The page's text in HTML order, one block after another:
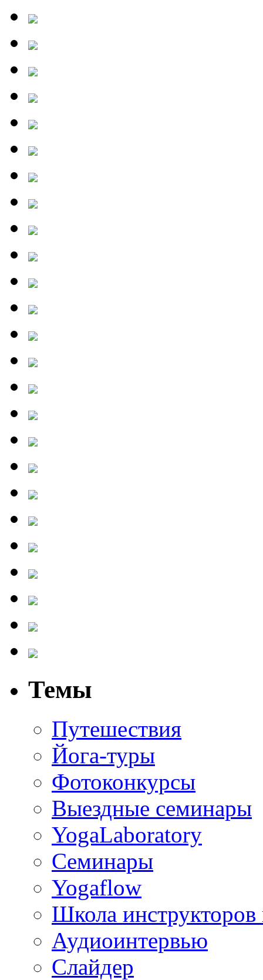
Темы
Путешествия
Йога-туры
Фотоконкурсы
Выездные семинары
YogaLaboratory
Семинары
Yogaflow
Школа инструкторов
Аудиоинтервью
Слайдер